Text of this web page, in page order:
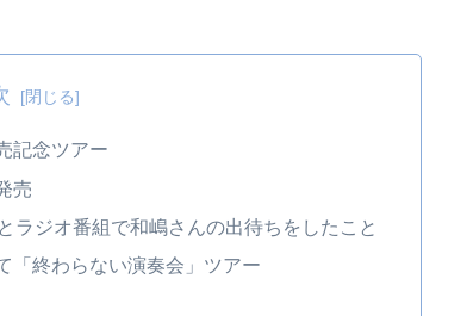
記念ツアー
売
ラジオ番組で和嶋さんの出待ちをしたこと
「終わらない演奏会」ツアー